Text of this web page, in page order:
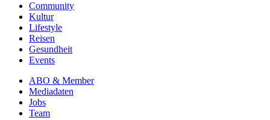
Community
Kultur
Lifestyle
Reisen
Gesundheit
Events
ABO & Member
Mediadaten
Jobs
Team